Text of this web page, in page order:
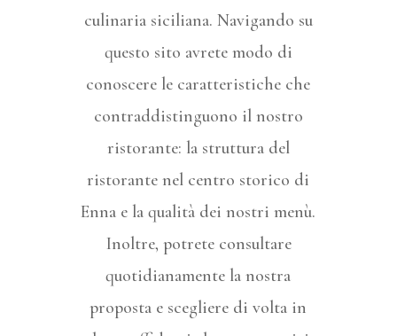
culinaria siciliana. Navigando su
questo sito avrete modo di
conoscere le caratteristiche che
contraddistinguono il nostro
ristorante: la struttura del
ristorante nel centro storico di
Enna e la qualità dei nostri menù.
Inoltre, potrete consultare
quotidianamente la nostra
proposta e scegliere di volta in